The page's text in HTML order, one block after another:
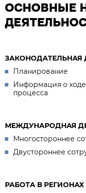
ОСНОВНЫЕ
ЗАКОНОДАТЕЛЬНАЯ
Планирование
Информация о ходе
процесса
МЕЖДУНАРОДНАЯ
Многостороннее
Двустороннее
РАБОТА В РЕГИОНАХ